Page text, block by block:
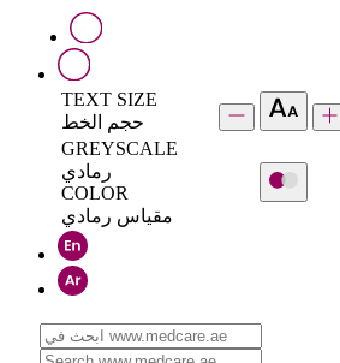
TEXT SIZE
حجم الخط
GREYSCALE
رمادي
COLOR
مقياس رمادي